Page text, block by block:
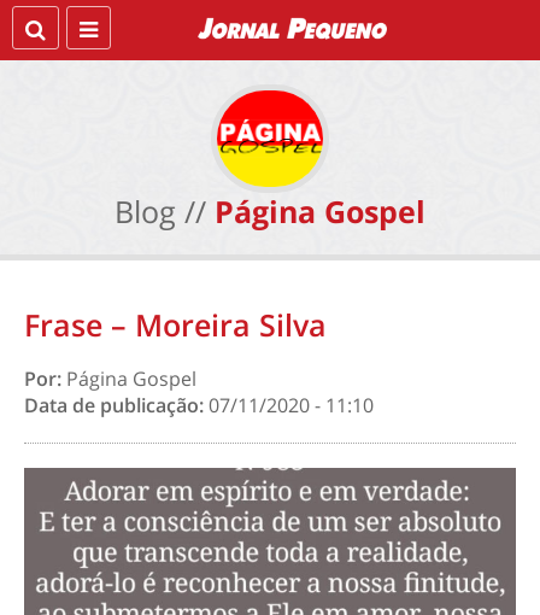
Blog // Página Gospel
Frase – Moreira Silva
Por: Página Gospel
Data de publicação:07/11/2020 - 11:10